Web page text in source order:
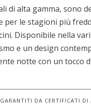
di alta gamma, sono
per le stagioni più
Disponibile nella
e un design
notte con un tocco
DA CERTIFICATI DI